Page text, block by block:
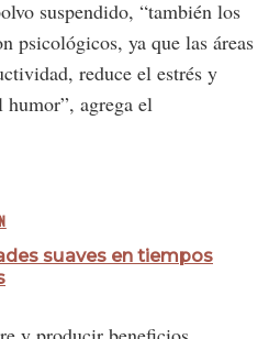
suspendido, “también los
psicológicos, ya que las áreas
reduce el estrés y
agrega el
suaves en tiempos